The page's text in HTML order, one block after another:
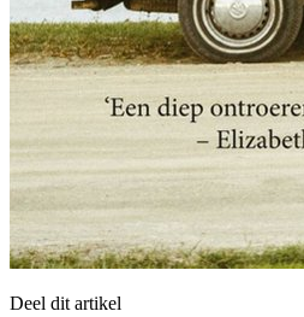
Deel dit artikel